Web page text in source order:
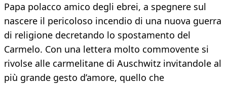
Papa polacco amico degli ebrei, a spegnere sul
nascere il pericoloso incendio di una nuova guerra
di religione decretando lo spostamento del
Carmelo. Con una lettera molto commovente si
rivolse alle carmelitane di Auschwitz invitandole al
più grande gesto d’amore, quello che